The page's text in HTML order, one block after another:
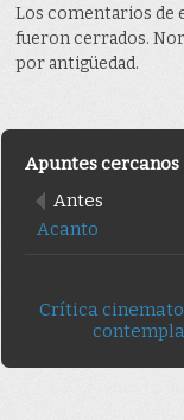
Los comentarios de
fueron cerrados.
por antigüedad.
Apuntes cercanos
Antes
Acanto
Crítica